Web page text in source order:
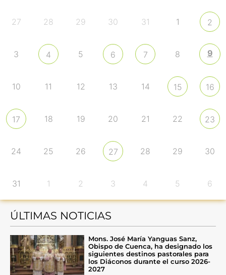
27 28 29 30 31 1 2
3 4 5 6 7 8 9
10 11 12 13 14 15 16
17 18 19 20 21 22 23
24 25 26 27 28 29 30
31 1 2 3 4 5 6
ÚLTIMAS NOTICIAS
Mons. José María Yanguas Sanz,
Obispo de Cuenca, ha designado los
siguientes destinos pastorales para
los Diáconos durante el curso 2026-
2027